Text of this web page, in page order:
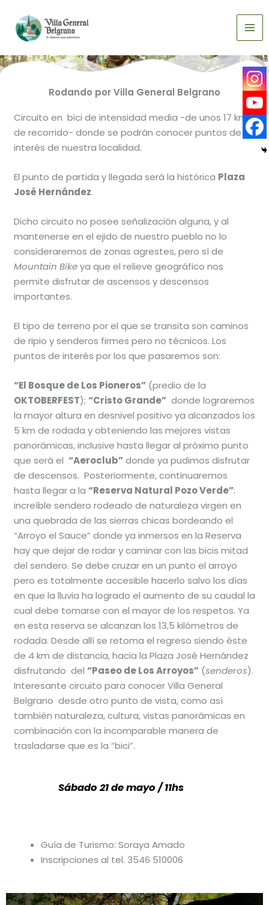
contenido
CICLOTURISMO
Rodando por Villa General Belgrano
Circuito en bici de intensidad media -de unos 17 km
de recorrido- donde se podrán conocer puntos de
interés de nuestra localidad.
El punto de partida y llegada será la histórica Plaza
José Hernández.
Dicho circuito no posee señalización alguna, y al
mantenerse en el ejido de nuestro pueblo no lo
consideraremos de zonas agrestes, pero sí de
Mountain Bikeya que el relieve geográfico nos
permite disfrutar de ascensos y descensos
importantes.
El tipo de terreno por el que se transita son caminos
de ripio y senderos firmes pero no técnicos. Los
puntos de interés por los que pasaremos son:
“El Bosque de Los Pioneros” (predio de la
OKTOBERFEST); “Cristo Grande” donde lograremos
la mayor altura en desnivel positivo ya alcanzados los
5 km de rodada y obteniendo las mejores vistas
panorámicas, inclusive hasta llegar al próximo punto
que será el “Aeroclub”donde ya pudimos disfrutar
de descensos. Posteriormente, continuaremos
hasta llegar a la “Reserva Natural Pozo Verde”:
increíble sendero rodeado de naturaleza virgen en
una quebrada de las sierras chicas bordeando el
“Arroyo el Sauce” donde ya inmersos en la Reserva
hay que dejar de rodar y caminar con las bicis mitad
del sendero. Se debe cruzar en un punto el arroyo
pero es totalmente accesible hacerlo salvo los días
en que la lluvia ha logrado el aumento de su caudal la
cual debe tomarse con el mayor de los respetos. Ya
en esta reserva se alcanzan los 13,5 kilómetros de
rodada. Desde allí se retoma el regreso siendo éste
de 4 km de distancia, hacia la Plaza José Hernández
disfrutando del “Paseo de Los Arroyos” (senderos).
Interesante circuito para conocer Villa General
Belgrano desde otro punto de vista, como así
también naturaleza, cultura, vistas panorámicas en
combinación con la incomparable manera de
trasladarse que es la “bici”.
Sábado 21 de mayo / 11hs
Guía de Turismo: Soraya Amado
Inscripciones al tel. 3546 510006